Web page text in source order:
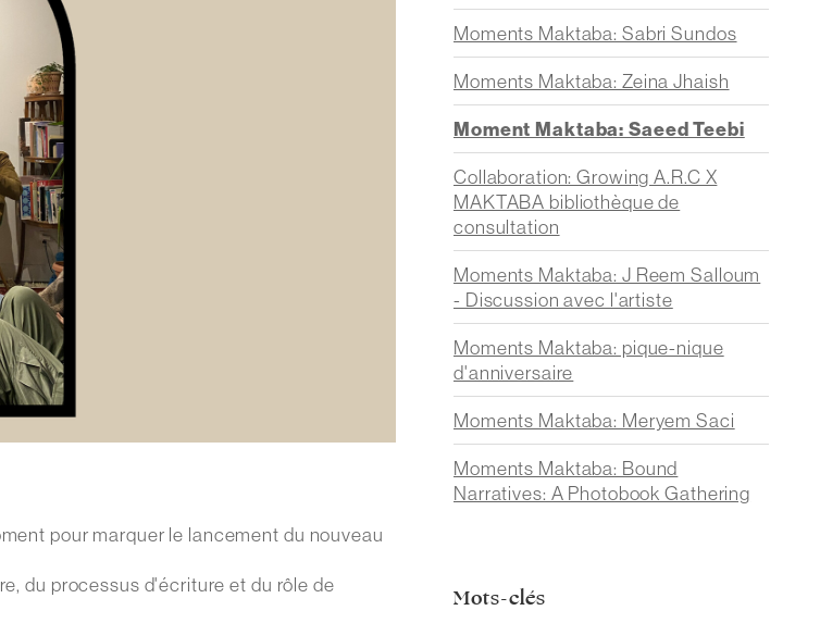
pour marquer le lancement du nouveau
du processus d'écriture et du rôle de
Moments Maktaba: Sabri Sundos
Moments Maktaba: Zeina Jhaish
Moment Maktaba: Saeed Teebi
Collaboration: Growing A.R.C X
MAKTABA bibliothèque de
consultation
Moments Maktaba: J Reem Salloum
- Discussion avec l'artiste
Moments Maktaba: pique-nique
d'anniversaire
Moments Maktaba: Meryem Saci
Moments Maktaba: Bound
Narratives: A Photobook Gathering
Mots-clés